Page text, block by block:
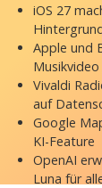
iOS 27
Apple und
Musikvideo
Vivaldi
auf
Google
KI-Feature
OpenAI
Luna für